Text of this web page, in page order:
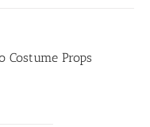
Costume Props